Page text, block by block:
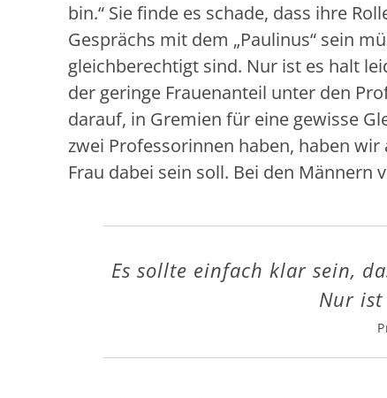
bin.“ Sie finde es schade, dass ihre
Gesprächs mit dem „Paulinus“ sein
gleichberechtigt sind. Nur ist es halt
der geringe Frauenanteil unter den
darauf, in Gremien für eine gewisse
zwei Professorinnen haben, haben
Frau dabei sein soll. Bei den Männern
Es sollte einfach klar sein,
Nur